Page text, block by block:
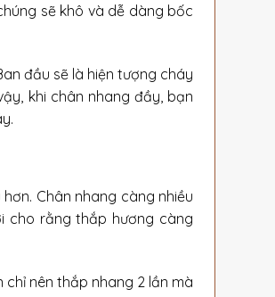
sẽ khô và dễ dàng bốc
đầu sẽ là hiện tượng cháy
khi chân nhang đầy, bạn
Chân nhang càng nhiều
cho rằng thắp hương càng
nên thắp nhang 2 lần mà